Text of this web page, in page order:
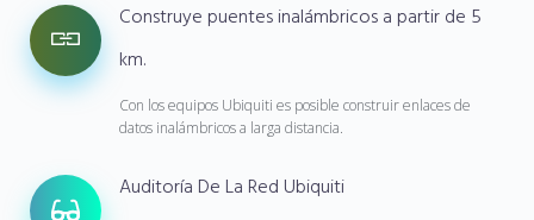
Construye puentes inalámbricos a partir de 5
km.
Con los equipos Ubiquiti es posible construir enlaces de
datos inalámbricos a larga distancia.
Auditoría De La Red Ubiquiti